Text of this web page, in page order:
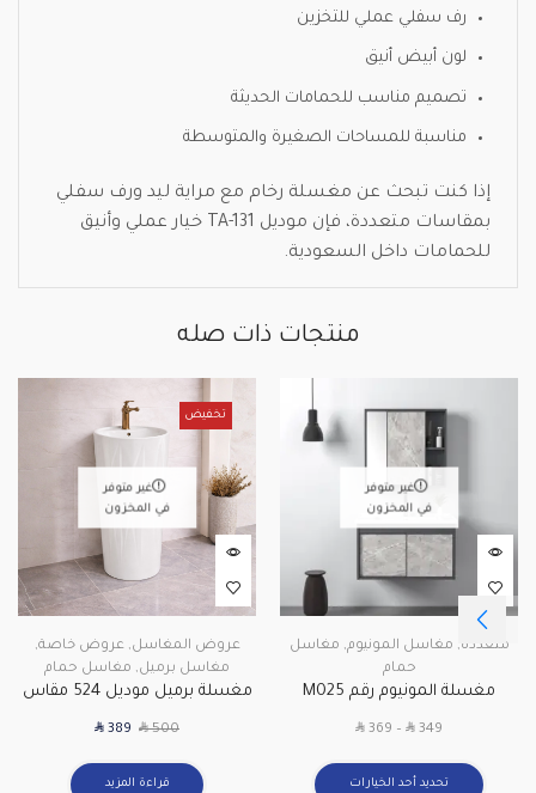
رف سفلي عملي للتخزين
لون أبيض أنيق
تصميم مناسب للحمامات الحديثة
مناسبة للمساحات الصغيرة والمتوسطة
إذا كنت تبحث عن مغسلة رخام مع مراية ليد ورف سفلي
بمقاسات متعددة، فإن موديل TA-131 خيار عملي وأنيق
للحمامات داخل السعودية.
منتجات ذات صله
غير متوفر
في المخزون
متعددة, مغاسل المونيوم, مغاسل
حمام
مغسلة المونيوم رقم M025
SAR 349
–
SAR 369
تحديد أحد الخيارات
تخفيض
غير متوفر
في المخزون
عروض المغاسل,عروض خاصة,
مغاسل برميل, مغاسل حمام
مغسلة برميل موديل 524 مقاس
SAR500
SAR 389
قراءة المزيد